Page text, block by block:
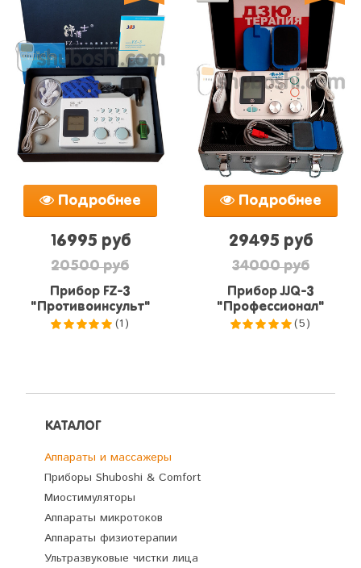
Подробнее
16995 руб
20500 руб
Прибор FZ-3
"Противоинсульт"
(1)
Подробнее
29495 руб
34000 руб
Прибор JJQ-3
"Профессионал"
(5)
КАТАЛОГ
Аппараты и массажеры
Приборы Shuboshi & Comfort
Миостимуляторы
Аппараты микротоков
Аппараты физиотерапии
Ультразвуковые чистки лица